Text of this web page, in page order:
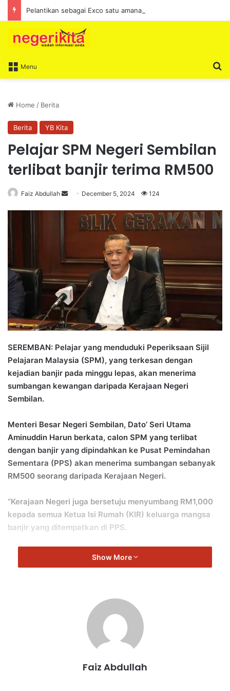
Menu
Home / Berita
Berita YB Kita
Pelajar SPM Negeri Sembilan
terlibat banjir terima RM500
Faiz Abdullah
n
e
m
a
i
December 5, 2024 124
SEREMBAN: Pelajar yang menduduki Peperiksaan Sijil
Pelajaran Malaysia (SPM), yang terkesan dengan
kejadian banjir pada minggu lepas, akan menerima
sumbangan kewangan daripada Kerajaan Negeri
Sembilan.
Menteri Besar Negeri Sembilan, Dato’ Seri Utama
Aminuddin Harun berkata, calon SPM yang terlibat
dengan banjir yang dipindahkan ke Pusat Pemindahan
Sementara (PPS) akan menerima sumbangan sebanyak
RM500 seorang daripada Kerajaan Negeri.
“Kerajaan Negeri juga bersetuju menyumbang RM1,000
kepada semua Ketua Isi Rumah (KIR) keluarga mangsa
banjir yang ditempatkan di PPS.
“RM1,000 adalah tambahan kepada sumbangan RM1,000
yang diberikan oleh Kerajaan Persekutuan.
dipindahkan ke PPS akan menerima sumbangan kerajaan
berjumlah RM2,000 setiap keluarga,” jelas Aminuddin.
Aminuddin berharap, sumbangan ini sedikit sebanyak
Show More
Faiz Abdullah